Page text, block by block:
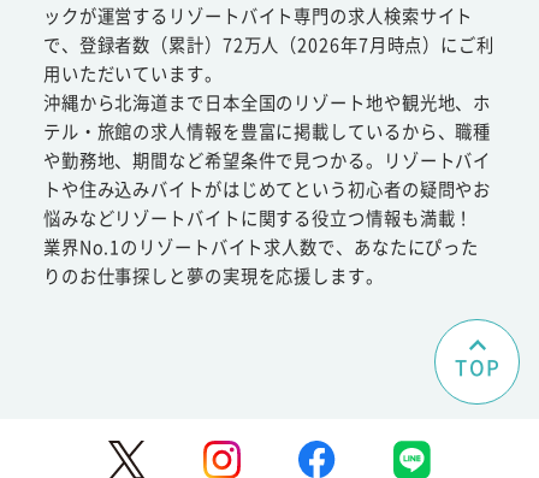
ックが運営するリゾートバイト専門の求人検索サイト
で、登録者数（累計）72万人（2026年7月時点）にご利
用いただいています。
沖縄から北海道まで日本全国のリゾート地や観光地、ホ
テル・旅館の求人情報を豊富に掲載しているから、職種
や勤務地、期間など希望条件で見つかる。リゾートバイ
トや住み込みバイトがはじめてという初心者の疑問やお
悩みなどリゾートバイトに関する役立つ情報も満載！
業界No.1のリゾートバイト求人数で、あなたにぴった
りのお仕事探しと夢の実現を応援します。
TOP